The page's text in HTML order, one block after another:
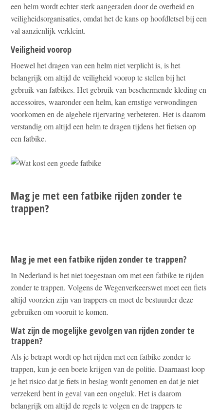
een helm wordt echter sterk aangeraden door de overheid en
veiligheidsorganisaties, omdat het de kans op hoofdletsel bij een
val aanzienlijk verkleint.
Veiligheid voorop
Hoewel het dragen van een helm niet verplicht is, is het
belangrijk om altijd de veiligheid voorop te stellen bij het
gebruik van fatbikes. Het gebruik van beschermende kleding en
accessoires, waaronder een helm, kan ernstige verwondingen
voorkomen en de algehele rijervaring verbeteren. Het is daarom
verstandig om altijd een helm te dragen tijdens het fietsen op
een fatbike.
Mag je met een fatbike rijden zonder te
trappen?
Mag je met een fatbike rijden zonder te trappen?
In Nederland is het niet toegestaan om met een fatbike te rijden
zonder te trappen. Volgens de Wegenverkeerswet moet een fiets
altijd voorzien zijn van trappers en moet de bestuurder deze
gebruiken om vooruit te komen.
Wat zijn de mogelijke gevolgen van rijden zonder te
trappen?
Als je betrapt wordt op het rijden met een fatbike zonder te
trappen, kun je een boete krijgen van de politie. Daarnaast loop
je het risico dat je fiets in beslag wordt genomen en dat je niet
verzekerd bent in geval van een ongeluk. Het is daarom
belangrijk om altijd de regels te volgen en de trappers te